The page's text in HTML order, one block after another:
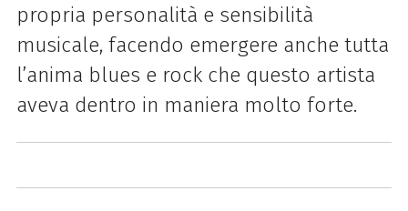
propria personalità e sensibilità
musicale, facendo emergere anche tutta
l’anima blues e rock che questo artista
aveva dentro in maniera molto forte.